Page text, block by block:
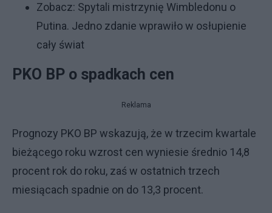
Zobacz: Spytali mistrzynię Wimbledonu o
Putina. Jedno zdanie wprawiło w osłupienie
cały świat
PKO BP o spadkach cen
Reklama
Prognozy PKO BP wskazują, że w trzecim kwartale
bieżącego roku wzrost cen wyniesie średnio 14,8
procent rok do roku, zaś w ostatnich trzech
miesiącach spadnie on do 13,3 procent.